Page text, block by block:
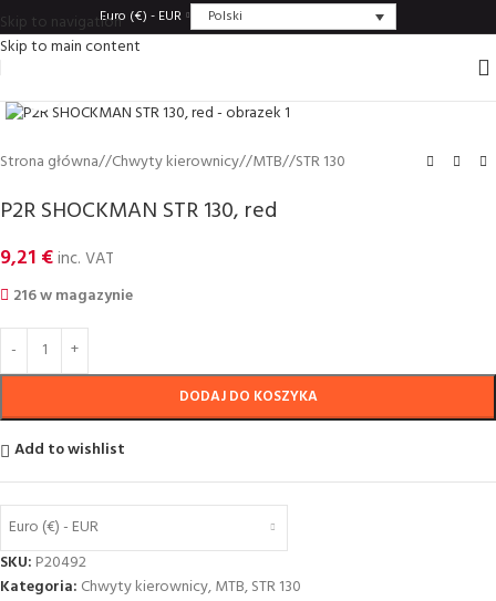
Skip to navigation
Skip to main content
Euro (€) - EUR Polski
Strona główna/ Chwyty kierownicy/ MTB/ STR 130
P2R SHOCKMAN STR 130, red
9,21 €inc. VAT
216 w magazynie
DODAJ DO KOSZYKA
Add to wishlist
Euro (€) - EUR
SKU: P20492
Kategoria: Chwyty kierownicy,MTB,STR 130